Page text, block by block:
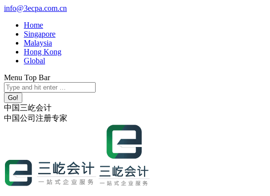
跳
info@3ecpa.com.cn
Home
Singapore
Malaysia
Hong Kong
Global
Menu Top Bar
X
page
opens
in
new
YouTube
page
opens
in
new
Linkedin
page
opens
in
new
Instagram
page
opens
in
new
Search:
中国三屹会计
中国公司注册专家